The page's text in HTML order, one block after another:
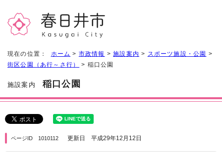
現在の位置： ホーム > 市政情報 >施設案内 > スポーツ施設・公園 >
街区公園（あ行～さ行）
> 稲口公園
施設案内 稲口公園
ページID 1010112 更新日 平成29年12月12日